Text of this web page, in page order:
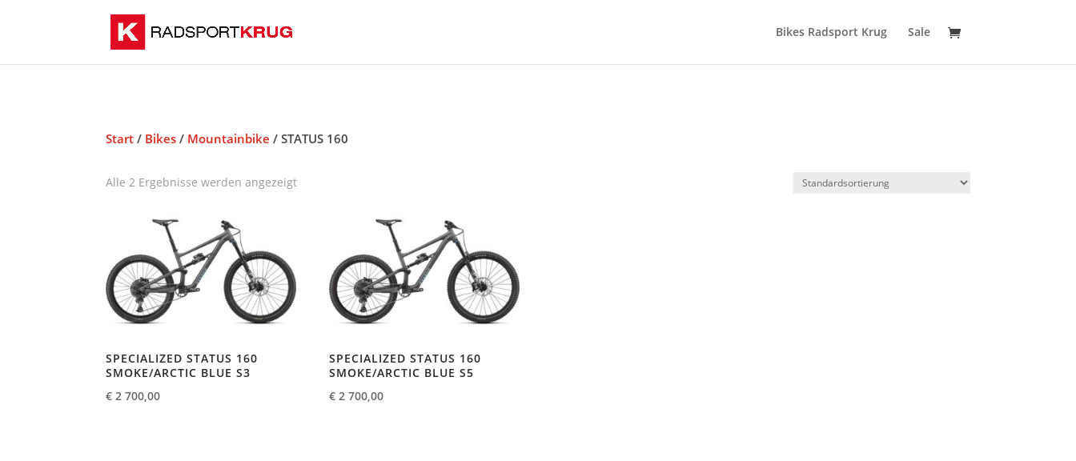
Bikes Radsport Krug Sale
Start / Bikes / Mountainbike / STATUS 160
Alle 2 Ergebnisse werden angezeigt
SPECIALIZED STATUS 160
SMOKE/ARCTIC BLUE S3
€ 2 700,00
SPECIALIZED STATUS 160
SMOKE/ARCTIC BLUE S5
€ 2 700,00